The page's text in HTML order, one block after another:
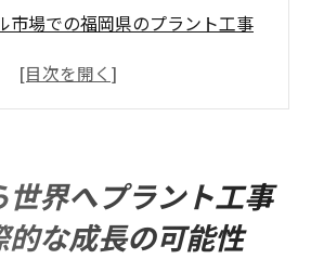
市場での福岡県のプラント工事
ェクトにおける福岡県の技術革
ャンス
ラント工事が世界に与える影響
界へプラント工事
的な成長の可能性